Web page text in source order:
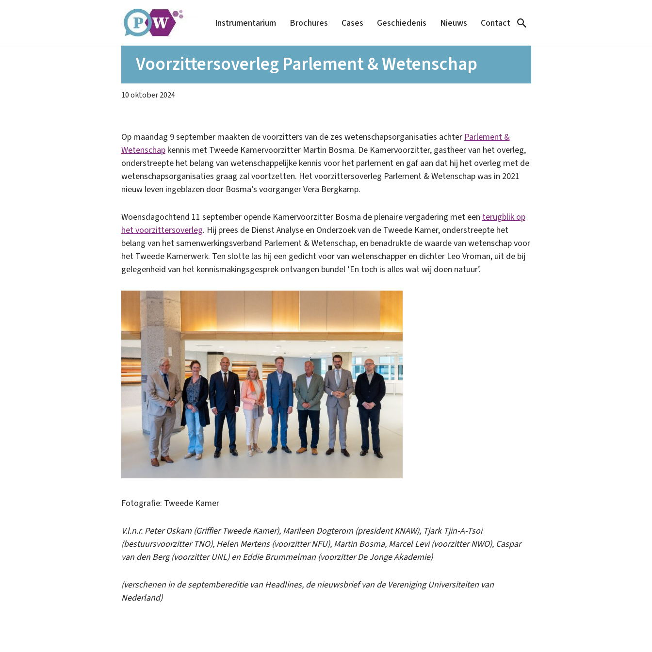
Instrumentarium Brochures Cases Geschiedenis Nieuws Contact
Voorzittersoverleg Parlement & Wetenschap
10 oktober 2024
Op maandag 9 september maakten de voorzitters van de zes wetenschapsorganisaties achterParlement &
Wetenschapkennis met Tweede Kamervoorzitter Martin Bosma. De Kamervoorzitter, gastheer van het overleg,
onderstreepte het belang van wetenschappelijke kennis voor het parlement en gaf aan dat hij het overleg met de
wetenschapsorganisaties graag zal voortzetten. Het voorzittersoverleg Parlement & Wetenschap was in 2021
nieuw leven ingeblazen door Bosma’s voorganger Vera Bergkamp.
Woensdagochtend 11 september opende Kamervoorzitter Bosma de plenaire vergadering met eenterugblik op
het voorzittersoverleg. Hij prees de Dienst Analyse en Onderzoek van de Tweede Kamer, onderstreepte het
belang van het samenwerkingsverband Parlement & Wetenschap, en benadrukte de waarde van wetenschap voor
het Tweede Kamerwerk. Ten slotte las hij een gedicht voor van wetenschapper en dichter Leo Vroman, uit de bij
gelegenheid van het kennismakingsgesprek ontvangen bundel ‘En toch is alles wat wij doen natuur’.
Fotografie: Tweede Kamer
V.l.n.r. Peter Oskam (Griffier Tweede Kamer), Marileen Dogterom (president KNAW), Tjark Tjin-A-Tsoi
(bestuursvoorzitter TNO), Helen Mertens (voorzitter NFU), Martin Bosma, Marcel Levi (voorzitter NWO), Caspar
van den Berg (voorzitter UNL) en Eddie Brummelman (voorzitter De Jonge Akademie)
(verschenen in de septembereditie van Headlines, de nieuwsbrief van de Vereniging Universiteiten van
Nederland)